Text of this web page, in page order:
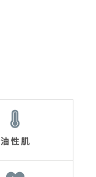
油性肌